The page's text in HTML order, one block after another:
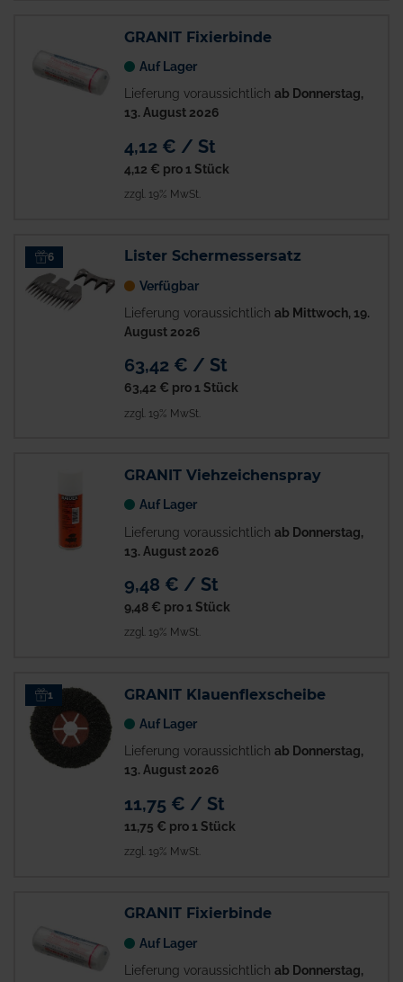
GRANIT Fixierbinde
Auf Lager
Lieferung voraussichtlich ab Donnerstag,
13. August 2026
4,12 € / St
4,12 € pro 1 Stück
zzgl. 19% MwSt.
6 Lister Schermessersatz
Verfügbar
Lieferung voraussichtlich ab Mittwoch, 19.
August 2026
63,42 € / St
63,42 € pro 1 Stück
zzgl. 19% MwSt.
GRANIT Viehzeichenspray
Auf Lager
Lieferung voraussichtlich ab Donnerstag,
13. August 2026
9,48 € / St
9,48 € pro 1 Stück
zzgl. 19% MwSt.
1 GRANIT Klauenflexscheibe
Auf Lager
Lieferung voraussichtlich ab Donnerstag,
13. August 2026
11,75 € / St
11,75 € pro 1 Stück
zzgl. 19% MwSt.
GRANIT Fixierbinde
Auf Lager
Lieferung voraussichtlich ab Donnerstag,